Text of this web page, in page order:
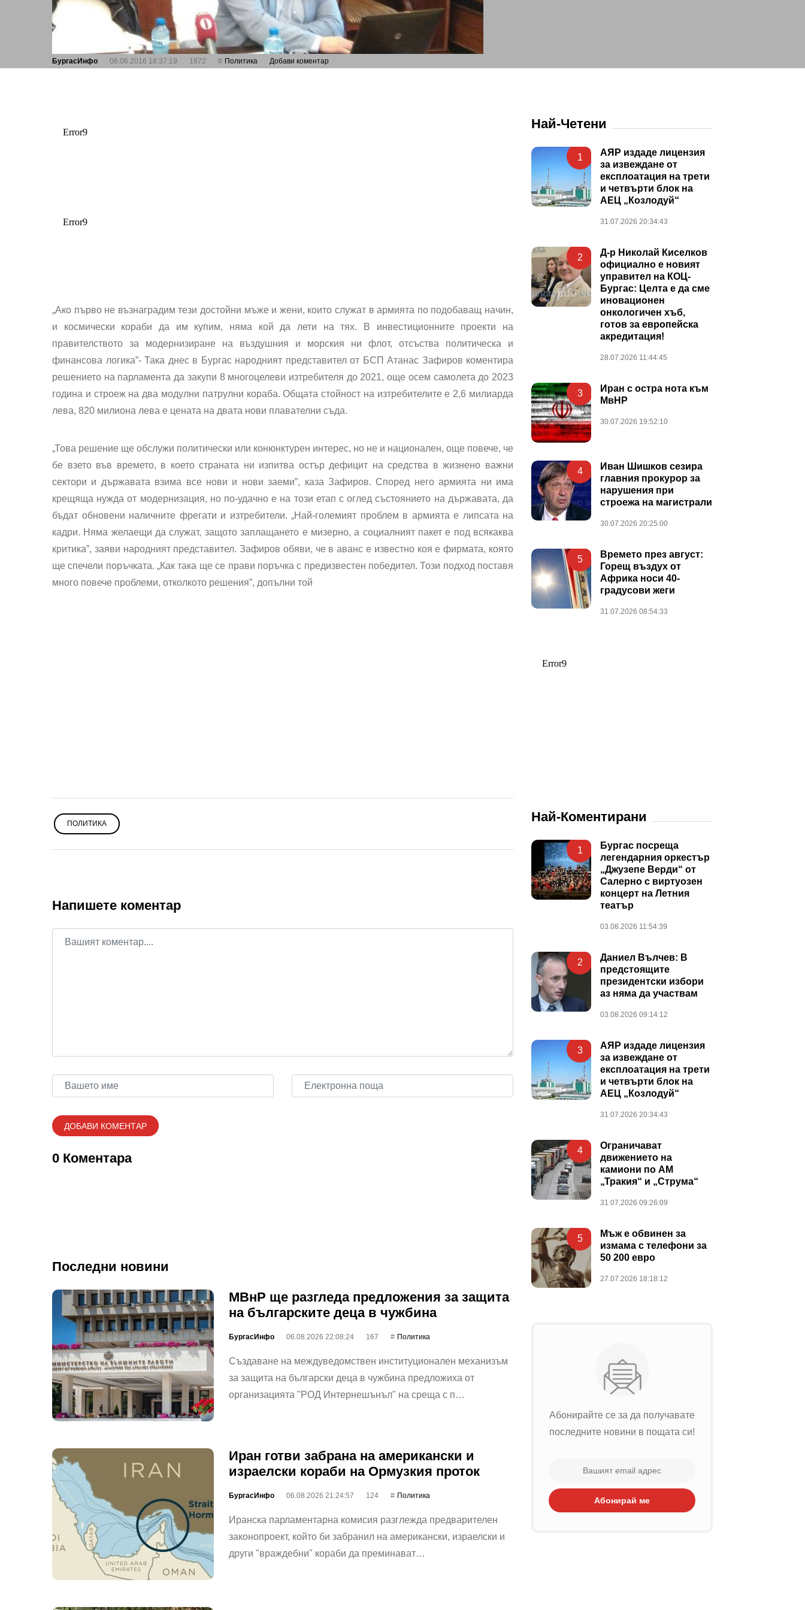
БургасИнфо 06.06.2016 18:37:19 1872 Политика Добави коментар
„Ако първо не възнаградим тези достойни мъже и жени, които служат в армията по подобаващ начин,
и космически кораби да им купим, няма кой да лети на тях. В инвестиционните проекти на
правителството за модернизиране на въздушния и морския ни флот, отсъства политическа и
финансова логика”- Така днес в Бургас народният представител от БСП Атанас Зафиров коментира
решението на парламента да закупи 8 многоцелеви изтребителя до 2021, още осем самолета до 2023
година и строеж на два модулни патрулни кораба. Общата стойност на изтребителите е 2,6 милиарда
лева, 820 милиона лева е цената на двата нови плавателни съда.
„Това решение ще обслужи политически или конюнктурен интерес, но не и национален, още повече, че
бе взето във времето, в което страната ни изпитва остър дефицит на средства в жизнено важни
сектори и държавата взима все нови и нови заеми”, каза Зафиров. Според него армията ни има
крещяща нужда от модернизация, но по-удачно е на този етап с оглед състоянието на държавата, да
бъдат обновени наличните фрегати и изтребители. „Най-големият проблем в армията е липсата на
кадри. Няма желаещи да служат, защото заплащането е мизерно, а социалният пакет е под всякаква
критика”, заяви народният представител. Зафиров обяви, че в аванс е известно коя е фирмата, която
ще спечели поръчката. „Как така ще се прави поръчка с предизвестен победител. Този подход поставя
много повече проблеми, отколкото решения”, допълни той
ПОЛИТИКА
Напишете коментар
0 Коментара
Последни новини
МВнР ще разгледа предложения за защита
на българските деца в чужбина
БургасИнфо 06.08.2026 22:08:24 167 Политика
Създаване на междуведомствен институционален механизъм
за защита на български деца в чужбина предложиха от
организацията "РОД Интернешънъл" на среща с п…
Иран готви забрана на американски и
израелски кораби на Ормузкия проток
БургасИнфо 06.08.2026 21:24:57 124 Политика
Иранска парламентарна комисия разглежда предварителен
законопроект, който би забранил на американски, израелски и
други "враждебни" кораби да преминават…
Най-Четени
1
АЯР издаде лицензия
за извеждане от
експлоатация на трети
и четвърти блок на
АЕЦ „Козлодуй“
31.07.2026 20:34:43
2
Д-р Николай Киселков
официално е новият
управител на КОЦ-
Бургас: Целта е да сме
иновационен
онкологичен хъб,
готов за европейска
акредитация!
28.07.2026 11:44:45
3
Иран с остра нота към
МвНР
30.07.2026 19:52:10
4
Иван Шишков сезира
главния прокурор за
нарушения при
строежа на магистрали
30.07.2026 20:25:00
5
Времето през август:
Горещ въздух от
Африка носи 40-
градусови жеги
31.07.2026 08:54:33
Най-Коментирани
1
Бургас посреща
легендарния оркестър
„Джузепе Верди“ от
Салерно с виртуозен
концерт на Летния
театър
03.08.2026 11:54:39
2
Даниел Вълчев: В
предстоящите
президентски избори
аз няма да участвам
03.08.2026 09:14:12
3
АЯР издаде лицензия
за извеждане от
експлоатация на трети
и четвърти блок на
АЕЦ „Козлодуй“
31.07.2026 20:34:43
4
Ограничават
движението на
камиони по АМ
„Тракия“ и „Струма“
31.07.2026 09:26:09
5
Мъж е обвинен за
измама с телефони за
50 200 евро
27.07.2026 18:18:12
Абонирайте се за да получавате
последните новини в пощата си!
Абонирай ме